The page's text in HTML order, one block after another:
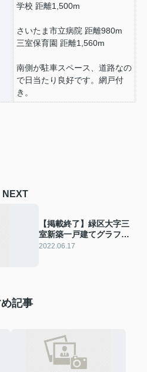
学校 距離1,500m
さいたま市立病院 距離980m
三室保育園 距離1,560m
南側が駐車スペース、道路なの
で日当たり良好です。網戸付
き。
NEXT
【掲載終了】緑区大字三
室新築一戸建てグラファ
ーレ
2022.06.17
記事